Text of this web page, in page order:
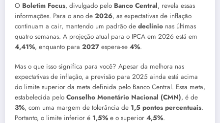
O Boletim Focus, divulgado pelo Banco Central, revela essas
informações. Para o ano de 2026, as expectativas de inflação
continuam a cair, mantendo um padrão de declínio nas últimas
quatro semanas. A projeção atual para o IPCA em 2026 está em
4,41%, enquanto para 2027 espera-se 4%.
Mas o que isso significa para você? Apesar da melhora nas
expectativas de inflação, a previsão para 2025 ainda está acima
do limite superior da meta definida pelo Banco Central. Essa meta,
estabelecida pelo Conselho Monetário Nacional (CMN), é de
3%, com uma margem de tolerância de 1,5 pontos percentuais.
Portanto, o limite inferior é 1,5% e o superior 4,5%.